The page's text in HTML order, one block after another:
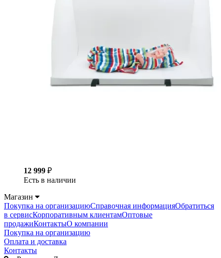
12 999 ₽
Есть в наличии
Магазин
Покупка на организациюСправочная информацияОбратиться
в сервисКорпоративным клиентамОптовые
продажиКонтактыО компании
Покупка на организацию
Оплата и доставка
Контакты